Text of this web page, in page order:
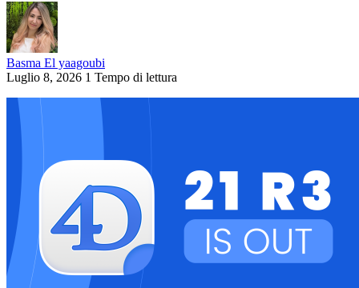
Basma El yaagoubi
Luglio 8, 2026 1 Tempo di lettura